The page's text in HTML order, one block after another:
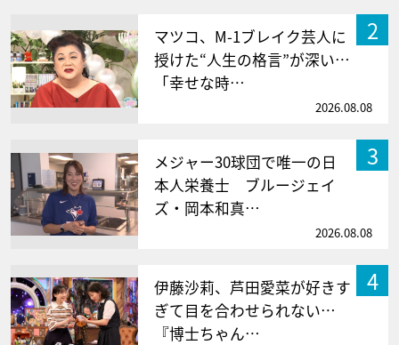
2
マツコ、M-1ブレイク芸人に
授けた“人生の格言”が深い…
「幸せな時…
2026.08.08
3
メジャー30球団で唯一の日
本人栄養士 ブルージェイ
ズ・岡本和真…
2026.08.08
4
伊藤沙莉、芦田愛菜が好きす
ぎて目を合わせられない…
『博士ちゃん…